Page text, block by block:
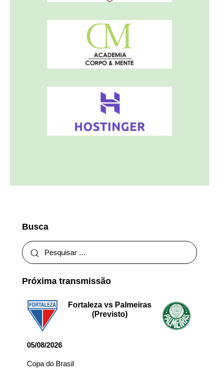
Busca
Próxima transmissão
Fortaleza vs Palmeiras
(Previsto)
05/08/2026
Copa do Brasil